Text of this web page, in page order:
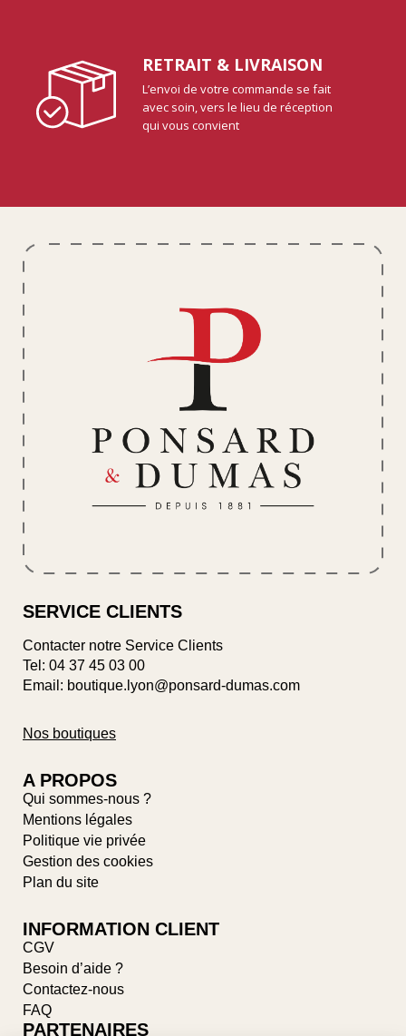
RETRAIT & LIVRAISON
L’envoi de votre commande se fait
avec soin, vers le lieu de réception
qui vous convient
SERVICE CLIENTS
Contacter notre Service Clients
Tel: 04 37 45 03 00
Email: boutique.lyon@ponsard-dumas.com
Nos boutiques
A PROPOS
Qui sommes-nous ?
Mentions légales
Politique vie privée
Gestion des cookies
Plan du site
INFORMATION CLIENT
CGV
Besoin d’aide ?
Contactez-nous
FAQ
PARTENAIRES